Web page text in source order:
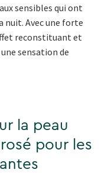
sensibles qui ont
Avec une forte
reconstituant et
sensation de
la peau
pour les